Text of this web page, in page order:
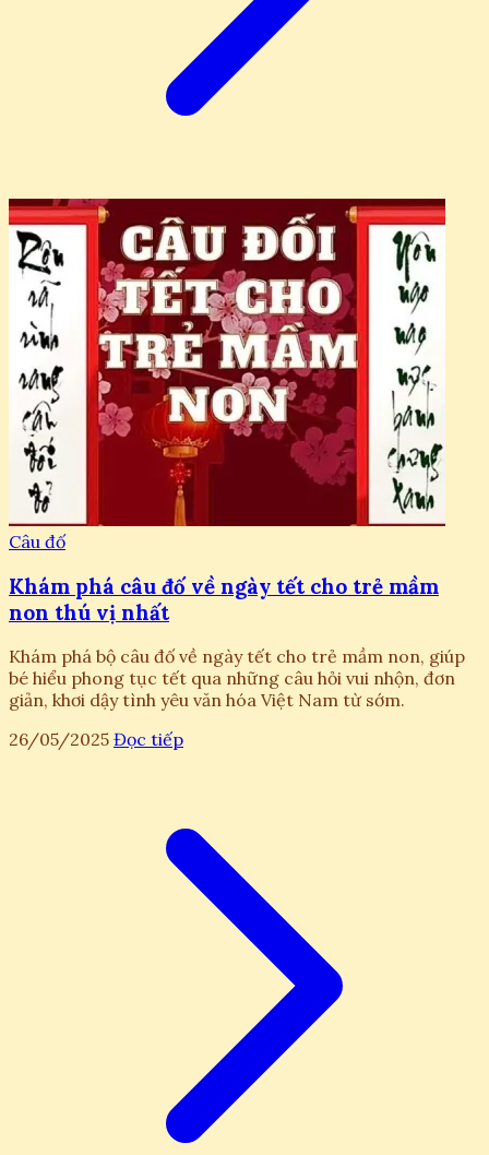
Câu đố
Khám phá câu đố về ngày tết cho trẻ mầm
non thú vị nhất
Khám phá bộ câu đố về ngày tết cho trẻ mầm non, giúp
bé hiểu phong tục tết qua những câu hỏi vui nhộn, đơn
giản, khơi dậy tình yêu văn hóa Việt Nam từ sớm.
26/05/2025 Đọc tiếp